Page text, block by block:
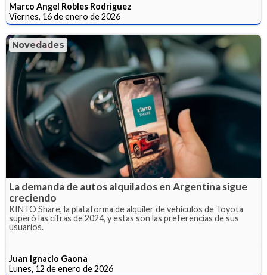
Marco Angel Robles Rodriguez
Viernes, 16 de enero de 2026
Novedades
La demanda de autos alquilados en Argentina sigue
creciendo
KINTO Share, la plataforma de alquiler de vehículos de Toyota
superó las cifras de 2024, y estas son las preferencias de sus
usuarios.
Juan Ignacio Gaona
Lunes, 12 de enero de 2026